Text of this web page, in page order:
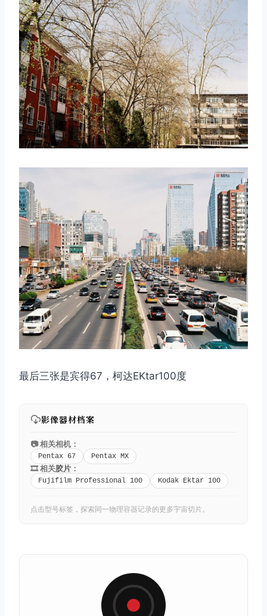
最后三张是宾得67，柯达EKtar100度
影像器材档案
📷 相关相机：
Pentax 67 Pentax MX
🎞️ 相关胶片 ：
Fujifilm Professional 100 Kodak Ektar 100
点击型号标签，探索同一物理容器记录的更多宇宙切片。
取消 搜索